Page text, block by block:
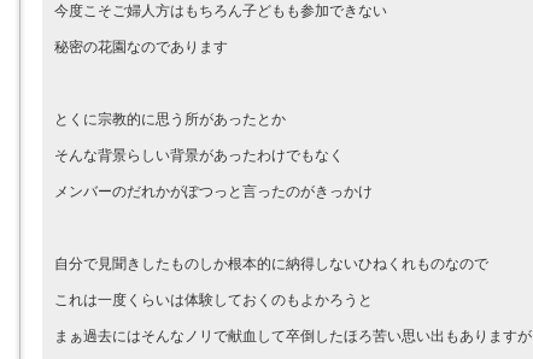
今度こそご婦人方はもちろん子どもも参加できない
秘密の花園なのであります
とくに宗教的に思う所があったとか
そんな背景らしい背景があったわけでもなく
メンバーのだれかがぽつっと言ったのがきっかけ
自分で見聞きしたものしか根本的に納得しないひねくれものなので
これは一度くらいは体験しておくのもよかろうと
まぁ過去にはそんなノリで献血して卒倒したほろ苦い思い出もありますが